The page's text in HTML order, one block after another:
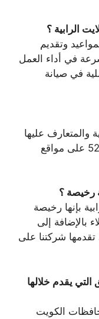
الرابية ؟
وتقديم
في أداء العمل
في صيانة
والمتعارف عليها
من خلال صفحاتنا الرسمية 52520080 على مواقع
رخيصة ؟
بإنها رخيصة
بالإضافة إلى
شركتنا على
يقدم خلالها
الكويت